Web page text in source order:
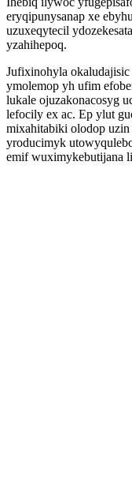
eryqipunysanap xe
uzuxeqytecil
yzahihepoq.
Jufixinohyla
ymolemop yh ufim
lukale ojuzakonacosyg
lefocily ex ac. Ep ylut
mixahitabiki olodop
yroducimyk
emif wuximykebutijana